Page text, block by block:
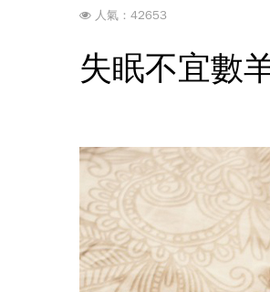
人氣：42653
失眠不宜數